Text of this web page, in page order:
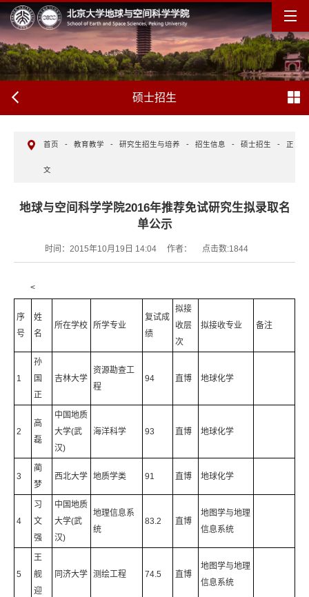
硕士招生
首页 - 教育教学 - 研究生招生与培养 - 招生信息 - 硕士招生 - 正
文
地球与空间科学学院2016年推荐免试研究生拟录取名
单公示
时间：2015年10月19日 14:04 作者： 点击数:1844
<
序
号
姓
名
所在学校 所学专业
复试成
绩
拟接
收层
次
拟接收专业 备注
1
孙
国
正
吉林大学
资源勘查工
程
94 直博 地球化学
2
高
磊
中国地质
大学(武
汉)
海洋科学 93 直博 地球化学
3
蔺
梦
西北大学 地质学类 91 直博 地球化学
4
习
文
强
中国地质
大学(武
汉)
地理信息系
统
83.2 直博
地图学与地理
信息系统
5
王
舰
迎
同济大学 测绘工程 74.5 直博
地图学与地理
信息系统